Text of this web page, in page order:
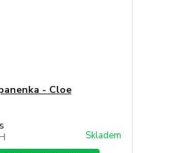
- Cloe
Skladem